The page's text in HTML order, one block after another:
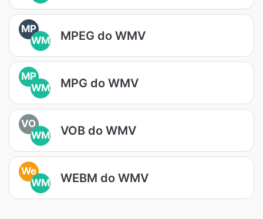
MP
WM
MPEG do WMV
MP
WM
MPG do WMV
VO
WM
VOB do WMV
We
WM
WEBM do WMV